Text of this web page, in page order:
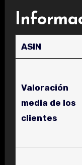
ASIN
Valoración
media de los
clientes